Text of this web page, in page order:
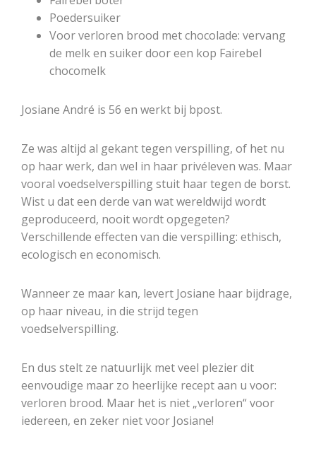
Poedersuiker
Voor verloren brood met chocolade: vervang
de melk en suiker door een kop Fairebel
chocomelk
Josiane André is 56 en werkt bij bpost.
Ze was altijd al gekant tegen verspilling, of het nu
op haar werk, dan wel in haar privéleven was. Maar
vooral voedselverspilling stuit haar tegen de borst.
Wist u dat een derde van wat wereldwijd wordt
geproduceerd, nooit wordt opgegeten?
Verschillende effecten van die verspilling: ethisch,
ecologisch en economisch.
Wanneer ze maar kan, levert Josiane haar bijdrage,
op haar niveau, in die strijd tegen
voedselverspilling.
En dus stelt ze natuurlijk met veel plezier dit
eenvoudige maar zo heerlijke recept aan u voor:
verloren brood. Maar het is niet „verloren“ voor
iedereen, en zeker niet voor Josiane!